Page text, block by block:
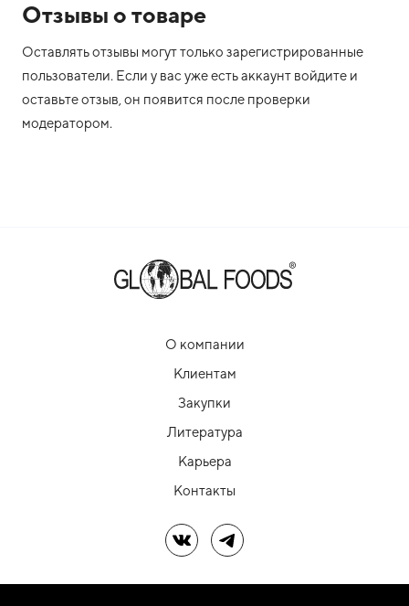
Отзывы о товаре
Оставлять отзывы могут только зарегистрированные
пользователи. Если у вас уже есть аккаунт войдите и
оставьте отзыв, он появится после проверки
модератором.
О компании
Клиентам
Закупки
Литература
Карьера
Контакты
Мы в ВКМы в Telegram